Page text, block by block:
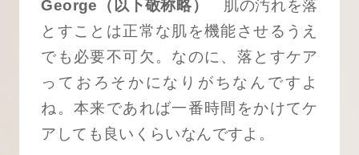
George（以下敬称略）
肌の汚れを落
とすことは正常な肌を機能させるうえ
でも必要不可欠。なのに、落とすケア
っておろそかになりがちなんですよ
ね。本来であれば一番時間をかけてケ
アしても良いくらいなんですよ。